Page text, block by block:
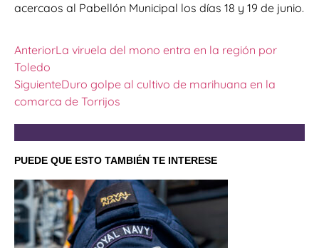
acercaos al Pabellón Municipal los días 18 y 19 de junio.
AnteriorLa viruela del mono entra en la región por
Toledo
SiguienteDuro golpe al cultivo de marihuana en la
comarca de Torrijos
PUEDE QUE ESTO TAMBIÉN TE INTERESE